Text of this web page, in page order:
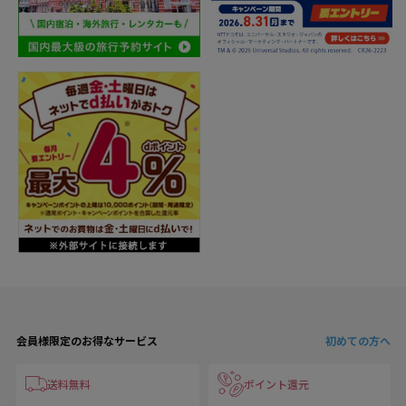
会員様限定のお得なサービス 初めての方へ
送料無料 ポイント還元